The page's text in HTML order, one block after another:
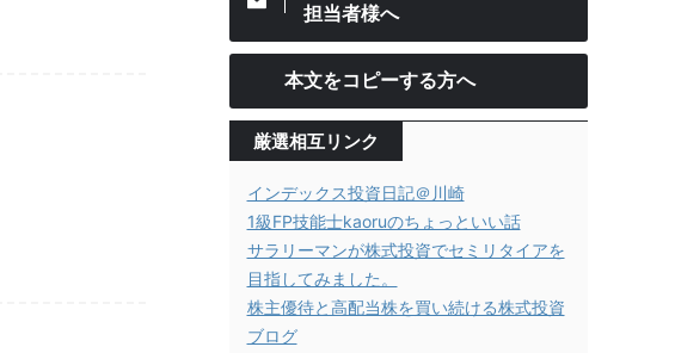
担当者様へ
本文をコピーする方へ
厳選相互リンク
インデックス投資日記＠川崎
1級FP技能士kaoruのちょっといい話
サラリーマンが株式投資でセミリタイアを
目指してみました。
株主優待と高配当株を買い続ける株式投資
ブログ